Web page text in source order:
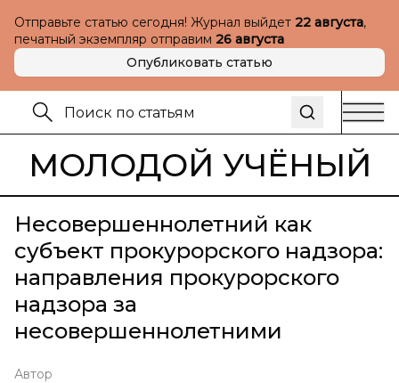
Отправьте статью сегодня! Журнал выйдет 22 августа,
печатный экземпляр отправим 26 августа
Опубликовать статью
МОЛОДОЙ УЧЁНЫЙ
Несовершеннолетний как
субъект прокурорского надзора:
направления прокурорского
надзора за
несовершеннолетними
Автор